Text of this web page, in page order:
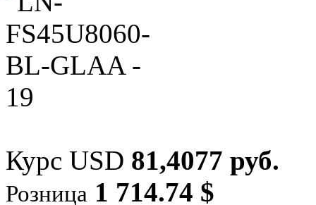
Курс USD 81,4077 руб.
Розница 1 714.74 $